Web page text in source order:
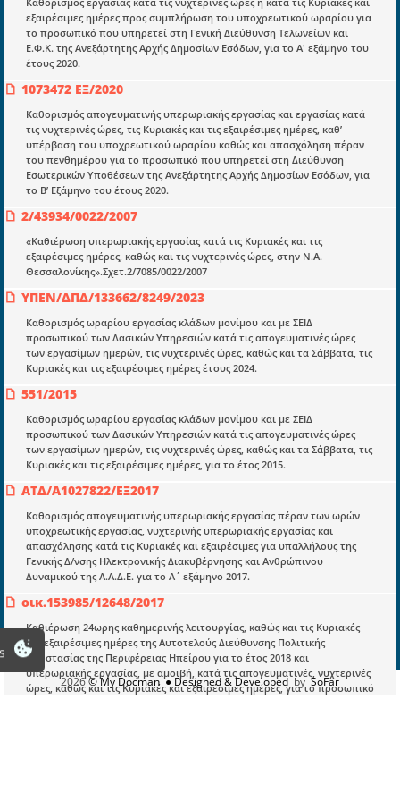
εξαιρέσιμες ημέρες προς συμπλήρωση του υποχρεωτικού ωραρίου για
το προσωπικό που υπηρετεί στη Γενική Διεύθυνση Τελωνείων και
Ε.Φ.Κ. της Ανεξάρτητης Αρχής Δημοσίων Εσόδων, για το Α' εξάμηνο του
έτους 2020.
1073472 ΕΞ/2020
Καθορισμός απογευματινής υπερωριακής εργασίας και εργασίας κατά
τις νυχτερινές ώρες, τις Κυριακές και τις εξαιρέσιμες ημέρες, καθ’
υπέρβαση του υποχρεωτικού ωραρίου καθώς και απασχόληση πέραν
του πενθημέρου για το προσωπικό που υπηρετεί στη Διεύθυνση
Εσωτερικών Υποθέσεων της Ανεξάρτητης Αρχής Δημοσίων Εσόδων, για
το Β’ Εξάμηνο του έτους 2020.
2/43934/0022/2007
«Καθιέρωση υπερωριακής εργασίας κατά τις Κυριακές και τις
εξαιρέσιμες ημέρες, καθώς και τις νυχτερινές ώρες, στην Ν.Α.
Θεσσαλονίκης».Σχετ.2/7085/0022/2007
ΥΠΕΝ/ΔΠΔ/133662/8249/2023
Καθορισμός ωραρίου εργασίας κλάδων μονίμου και με ΣΕΙΔ
προσωπικού των Δασικών Υπηρεσιών κατά τις απογευματινές ώρες
των εργασίμων ημερών, τις νυχτερινές ώρες, καθώς και τα Σάββατα, τις
Κυριακές και τις εξαιρέσιμες ημέρες έτους 2024.
551/2015
Καθορισμός ωραρίου εργασίας κλάδων μονίμου και με ΣΕΙΔ
προσωπικού των Δασικών Υπηρεσιών κατά τις απογευματινές ώρες
των εργασίμων ημερών, τις νυχτερινές ώρες, καθώς και τα Σάββατα, τις
Κυριακές και τις εξαιρέσιμες ημέρες, για το έτος 2015.
ΑΤΔ/Α1027822/ΕΞ2017
Καθορισμός απογευματινής υπερωριακής εργασίας πέραν των ωρών
υποχρεωτικής εργασίας, νυχτερινής υπερωριακής εργασίας και
απασχόλησης κατά τις Κυριακές και εξαιρέσιμες για υπαλλήλους της
Γενικής Δ/νσης Ηλεκτρονικής Διακυβέρνησης και Ανθρώπινου
Δυναμικού της Α.Α.Δ.Ε. για το Α΄ εξάμηνο 2017.
οικ.153985/12648/2017
Καθιέρωση 24ωρης καθημερινής λειτουργίας, καθώς και τις Κυριακές
και εξαιρέσιμες ημέρες της Αυτοτελούς Διεύθυνσης Πολιτικής
Προστασίας της Περιφέρειας Ηπείρου για το έτος 2018 και
υπερωριακής εργασίας, με αμοιβή, κατά τις απογευματινές, νυχτερινές
ώρες, καθώς και τις Κυριακές και εξαιρέσιμες ημέρες, για το προσωπικό
Ποιοί είμαστε;
μετατράπηκε σε επιχειρηματική οντότητα και φιλοδοξεί να συμβάλλει
στην διάδοση της γνώσης.
Ενότητες
Επικαιρότητα
E-book
Οδηγοί εκκαθάρισης
Νόμοι και προεδρικά διατάγματα
Υπουργικές αποφάσεις
Πληροφορίες
Είσοδος
Εγγραφή
Οδηγίες Εγγραφής
Βοηθός Αναζήτησης
Οροι χρησης ιστοτοπου
2026© My Docman● Designed & DevelopedbySoFar